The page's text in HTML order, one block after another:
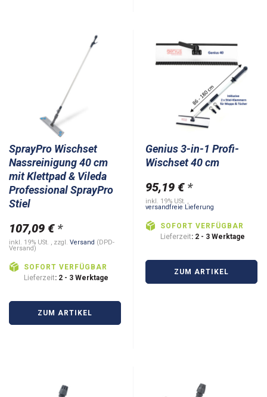
SprayPro Wischset
Nassreinigung 40 cm
mit Klettpad & Vileda
Professional SprayPro
Stiel
107,09 € *
inkl. 19% USt. , zzgl. Versand (DPD-
Versand)
SOFORT VERFÜGBAR
Lieferzeit: 2 - 3 Werktage
ZUM ARTIKEL
Genius 3-in-1 Profi-
Wischset 40 cm
95,19 € *
inkl. 19% USt. ,
versandfreie Lieferung
SOFORT VERFÜGBAR
Lieferzeit: 2 - 3 Werktage
ZUM ARTIKEL